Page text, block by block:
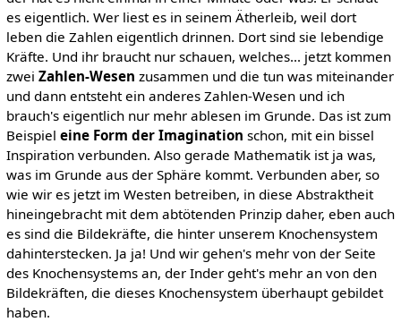
es eigentlich. Wer liest es in seinem Ätherleib, weil dort
leben die Zahlen eigentlich drinnen. Dort sind sie lebendige
Kräfte. Und ihr braucht nur schauen, welches... jetzt kommen
zwei Zahlen-Wesen zusammen und die tun was miteinander
und dann entsteht ein anderes Zahlen-Wesen und ich
brauch's eigentlich nur mehr ablesen im Grunde. Das ist zum
Beispiel eine Form der Imagination schon, mit ein bissel
Inspiration verbunden. Also gerade Mathematik ist ja was,
was im Grunde aus der Sphäre kommt. Verbunden aber, so
wie wir es jetzt im Westen betreiben, in diese Abstraktheit
hineingebracht mit dem abtötenden Prinzip daher, eben auch
es sind die Bildekräfte, die hinter unserem Knochensystem
dahinterstecken. Ja ja! Und wir gehen's mehr von der Seite
des Knochensystems an, der Inder geht's mehr an von den
Bildekräften, die dieses Knochensystem überhaupt gebildet
haben.